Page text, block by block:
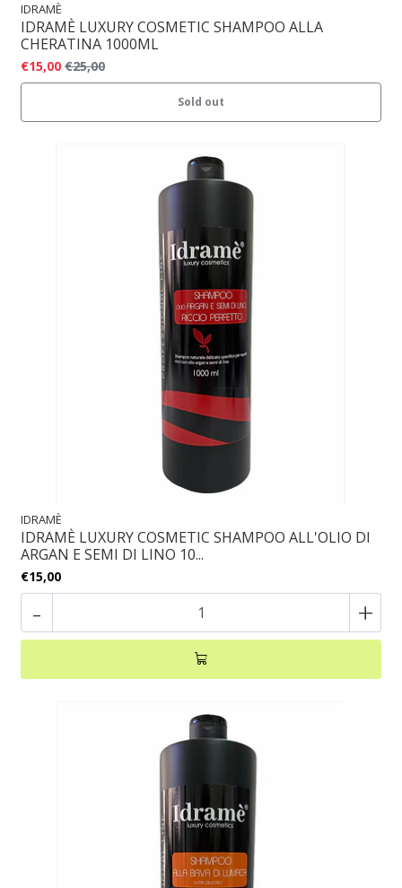
IDRAMÈ
IDRAMÈ LUXURY COSMETIC SHAMPOO ALLA
CHERATINA 1000ML
€15,00 €25,00
Sold out
IDRAMÈ
IDRAMÈ LUXURY COSMETIC SHAMPOO ALL'OLIO DI
ARGAN E SEMI DI LINO 10...
€15,00
- +